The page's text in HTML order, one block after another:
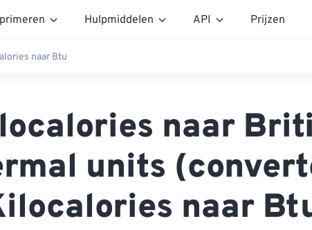
Hulpmiddelen API Prijzen
naar Btu
naar
units
naar